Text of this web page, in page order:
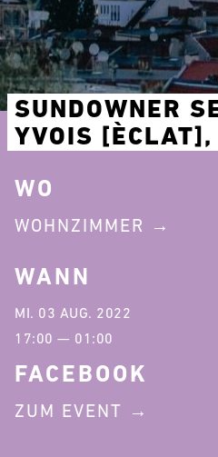
SUNDOWNER
YVOIS
WO
WOHNZIMMER
WANN
MI. 03 AUG. 2022
17:00 — 01:00
FACEBOOK
ZUM EVENT